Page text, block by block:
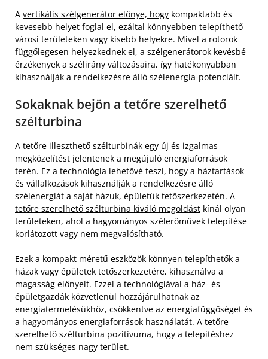
A vertikális szélgenerátor előnye, hogy kompaktabb és
kevesebb helyet foglal el, ezáltal könnyebben telepíthető
városi területeken vagy kisebb helyekre. Mivel a rotorok
függőlegesen helyezkednek el, a szélgenerátorok kevésbé
érzékenyek a szélirány változásaira, így hatékonyabban
kihasználják a rendelkezésre álló szélenergia-potenciált.
Sokaknak bejön a tetőre szerelhető
szélturbina
A tetőre illeszthető szélturbinák egy új és izgalmas
megközelítést jelentenek a megújuló energiaforrások
terén. Ez a technológia lehetővé teszi, hogy a háztartások
és vállalkozások kihasználják a rendelkezésre álló
szélenergiát a saját házuk, épületük tetőszerkezetén. A
tetőre szerelhető szélturbina kiváló megoldást kínál olyan
területeken, ahol a hagyományos szélerőművek telepítése
korlátozott vagy nem megvalósítható.
Ezek a kompakt méretű eszközök könnyen telepíthetők a
házak vagy épületek tetőszerkezetére, kihasználva a
magasság előnyeit. Ezzel a technológiával a ház- és
épületgazdák közvetlenül hozzájárulhatnak az
energiatermelésükhöz, csökkentve az energiafüggőséget és
a hagyományos energiaforrások használatát. A tetőre
szerelhető szélturbina pozitívuma, hogy a telepítéshez
nem szükséges nagy terület.